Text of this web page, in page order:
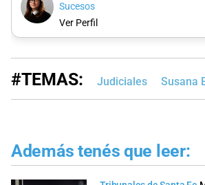
Sucesos
Ver Perfil
#TEMAS: Judiciales Susana
Además tenés que leer: